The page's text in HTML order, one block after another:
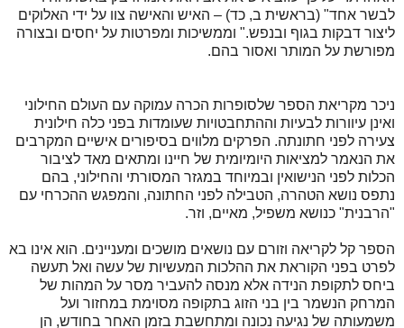
לבשר אחד" (בראשית ב, כד) – האיש והאישה צוו על ידי האלוקים
ליצור דבקות בגוף ובנפש." וממשיכות ומפרטות על יחסים ובצורה
מפורשת על המותר ואסור בהם.
ניכר מקריאת הספר שלסופרות הכרה עמוקה עם העולם החילוני
ואינן עיוורות לבעיות וההתחבטויות שעומדות בפני כלה חילונית
צעירה לפני חתונתה. הפרקים מלווים בסיפורים אישיים המקרבים
את הנאמר למציאות היומיומית של חיינו ומתאים מאד לציבור
הכלות לפני הנישואין ובמיוחד במגזר המסורתי והחילוני, בהם
נתפס נושא הטהרה, הטבילה לפני החתונה, והמפגש ההכרחי עם
"הרבנית" כנושא משפיל, מאיים, וזר.
הספר קל לקריאה וזורם עם נושאים מושכים ומעניינים. הוא אינו בא
לפרט בפני הקוראת את ההלכות המעשיות של עשה ואל תעשה
ביחס לתקופת הנידה אלא מנסה להעביר מסר על המהות של
המרחק הנשמר בין בני הזוג בתקופה מסוימת במחזור ועל
משמעותה של נגיעה נכונה ומתחשבת בזמן האחר בחודש, הן